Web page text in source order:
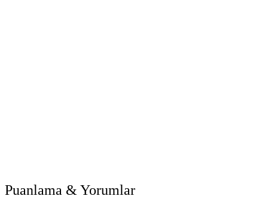
Puanlama & Yorumlar